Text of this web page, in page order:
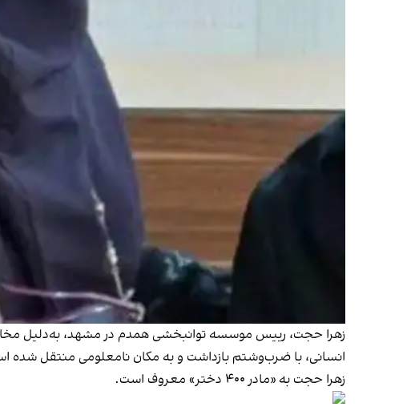
زهرا حجت، رییس موسسه توانبخشی همدم در مشهد، به‌دلیل مخالفت
انسانی، با ضرب‌وشتم بازداشت و به مکان نامعلومی منتقل شده
زهرا حجت به «مادر ۴۰۰ دختر» معروف است.